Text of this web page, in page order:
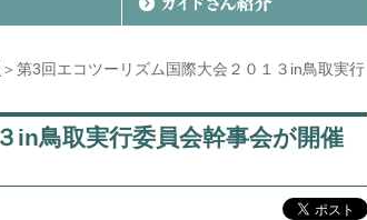
＞第3回エコツーリズム国際大会２０１３in鳥取実行
in鳥取実行委員会幹事会が開催